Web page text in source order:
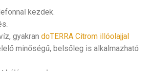
kezdek.
gyakran doTERRA Citrom illóolajjal
minőségű, belsőleg is alkalmazható